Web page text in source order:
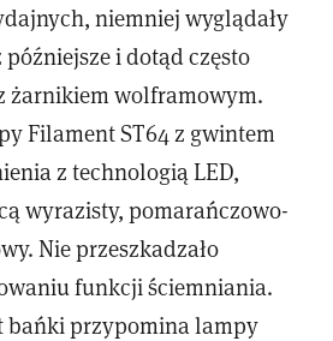
niemniej wyglądały
i dotąd często
żarnikiem wolframowym.
Filament ST64 z gwintem
z technologią LED,
wyrazisty, pomarańczowo-
Nie przeszkadzało
funkcji ściemniania.
bańki przypomina lampy